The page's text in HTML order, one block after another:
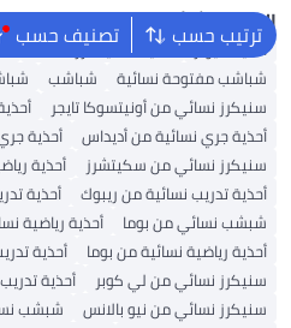
ترتيب حسب تصنيف حسب البحث الشائع
أحذية ميولز أحذية سكيتشرز للنساء
شباشب مفتوحة نسائية
شباشب
سنيكرز نسائي من أونيتسوكا تايجر
أحذية جري نسائية من أديداس
أحذية
سنيكرز نسائي من سكيتشرز
أحذية
أحذية تدريب نسائية من ريبوك
أحذية
شبشب نسائي من بوما
أحذية رياضية
أحذية رياضية نسائية من بوما
أحذية
سنيكرز نسائي من لي كوبر
أحذية
سنيكرز نسائي من نيو بالانس
شبشب